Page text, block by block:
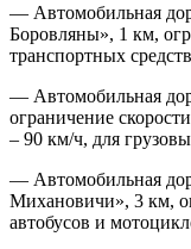
— Автомобильная
Боровляны», 1 км,
транспортных
— Автомобильная
ограничение
– 90 км/ч, для
— Автомобильная
Михановичи», 3 км,
автобусов и